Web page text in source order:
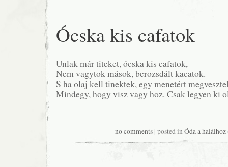
Ócska kis cafatok
Unlak már titeket, ócska kis cafatok,
Nem vagytok mások, berozsdált kacatok.
S ha olaj kell tinektek, egy menetért
Mindegy, hogy visz vagy hoz. Csak legyen ki
no comments| posted inÓda a